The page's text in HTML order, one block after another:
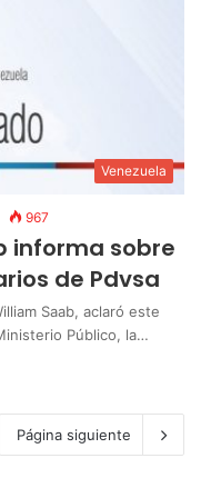
Venezuela
967
informa sobre
de Pdvsa
Saab, aclaró este
Público, la…
Página siguiente